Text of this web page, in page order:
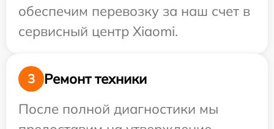
обеспечим перевозку за наш счет в
сервисный центр Xiaomi.
3
Ремонт техники
После полной диагностики мы